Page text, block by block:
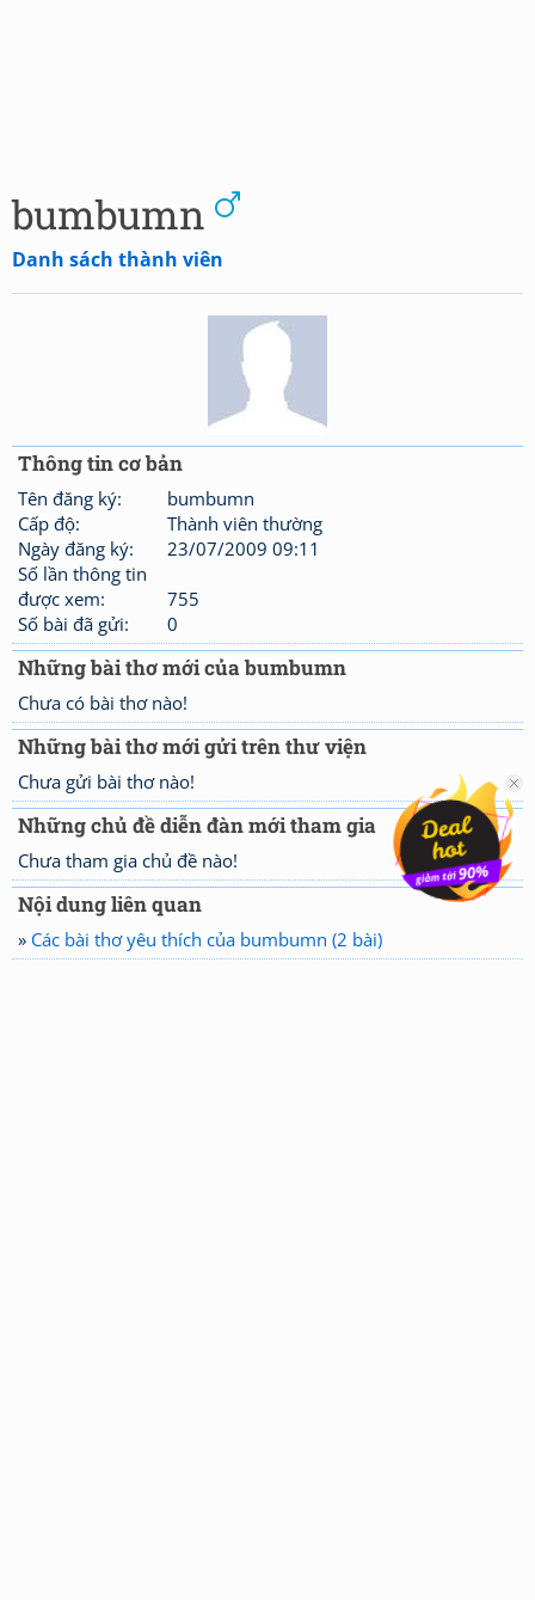
bumbumn
Danh sách thành viên
Thông tin cơ bản
Tên đăng ký:
bumbumn
Cấp độ:
Thành viên thường
Ngày đăng ký:
23/07/2009 09:11
Số lần thông tin
được xem:
755
Số bài đã gửi:
0
Những bài thơ mới của bumbumn
Chưa có bài thơ nào!
Những bài thơ mới gửi trên thư viện
Chưa gửi bài thơ nào!
Những chủ đề diễn đàn mới tham gia
Chưa tham gia chủ đề nào!
Nội dung liên quan
» Các bài thơ yêu thích của bumbumn (2 bài)